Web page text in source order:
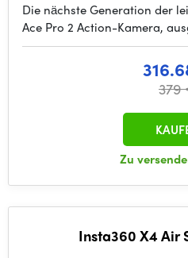
Die nächste Generation der
Ace Pro 2 Action-Kamera,
379
Zu
Insta360 X4 Air